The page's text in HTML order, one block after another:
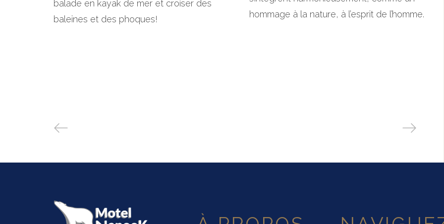
balade en kayak de mer et croiser des
baleines et des phoques!
hommage à la nature, à l’esprit de l’homme.